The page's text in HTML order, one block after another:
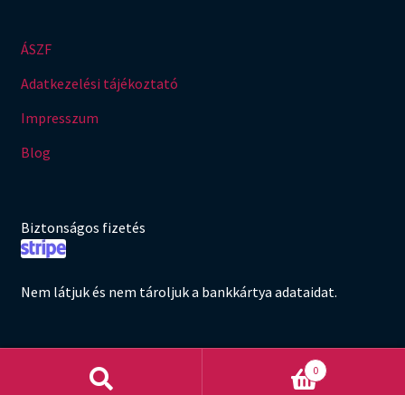
ÁSZF
Adatkezelési tájékoztató
Impresszum
Blog
Biztonságos fizetés
Nem látjuk és nem tároljuk a bankkártya adataidat.
0